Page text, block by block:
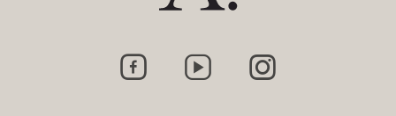
  